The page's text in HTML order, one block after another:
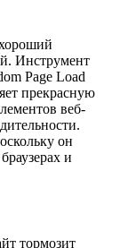
Инструмент
Page Load
прекрасную
веб-
он
и
тормозит